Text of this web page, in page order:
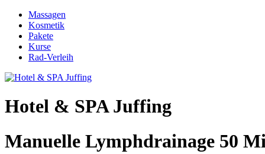
Massagen
Kosmetik
Pakete
Kurse
Rad-Verleih
Hotel & SPA Juffing
Manuelle Lymphdrainage 50